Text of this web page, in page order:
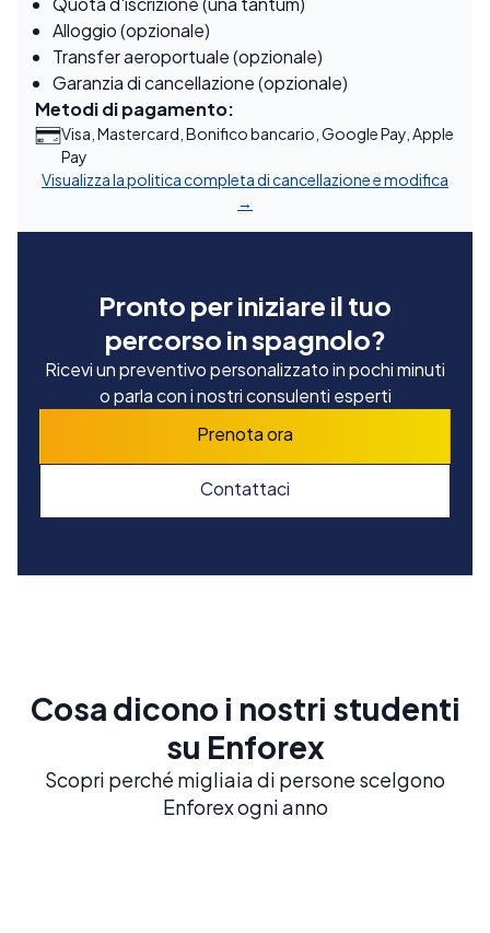
Alloggio (opzionale)
Transfer aeroportuale (opzionale)
Garanzia di cancellazione (opzionale)
Metodi di pagamento:
Visa, Mastercard, Bonifico bancario, Google Pay, Apple
Pay
Visualizza la politica completa di cancellazione e modifica
→
Pronto per iniziare il tuo
percorso in spagnolo?
Ricevi un preventivo personalizzato in pochi minuti
o parla con i nostri consulenti esperti
Prenota ora
Contattaci
Cosa dicono i nostri studenti
su Enforex
Scopri perché migliaia di persone scelgono
Enforex ogni anno